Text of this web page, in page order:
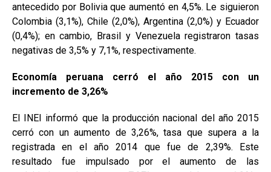
antecedido por Bolivia que aumentó en 4,5%. Le siguieron
Colombia (3,1%), Chile (2,0%), Argentina (2,0%) y Ecuador
(0,4%); en cambio, Brasil y Venezuela registraron tasas
negativas de 3,5% y 7,1%, respectivamente.
Economía peruana cerró el año 2015 con un
incremento de 3,26%
El INEI informó que la producción nacional del año 2015
cerró con un aumento de 3,26%, tasa que supera a la
registrada en el año 2014 que fue de 2,39%. Este
resultado fue impulsado por el aumento de las